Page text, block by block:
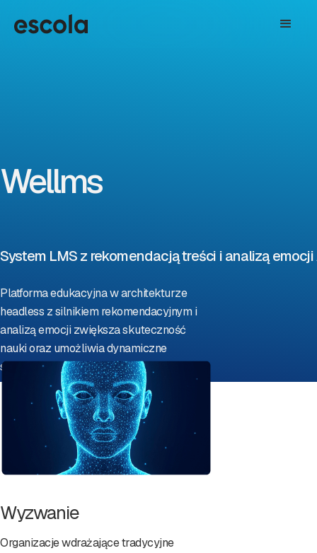
Wellms
System LMS z rekomendacją treści i analizą emocji
Platforma edukacyjna w architekturze
headless z silnikiem rekomendacyjnym i
analizą emocji zwiększa skuteczność
nauki oraz umożliwia dynamiczne
skalowanie systemów szkoleniowych.
Wyzwanie
Organizacje wdrażające tradycyjne